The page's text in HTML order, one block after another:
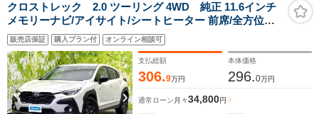
クロストレック 2.0 ツーリング 4WD 純正 11.6インチ
メモリーナビ/アイサイト/シートヒーター 前席/全方位モ
ニター/車線逸脱防止支援システム/ヘッドランプ
LED/USBジャック/Bluetooth接続/ETC
販売店保証 購入プラン付 オンライン相談可
支払総額
306.9万円
本体価格
296.0万円
通常ローン 月々34,800円